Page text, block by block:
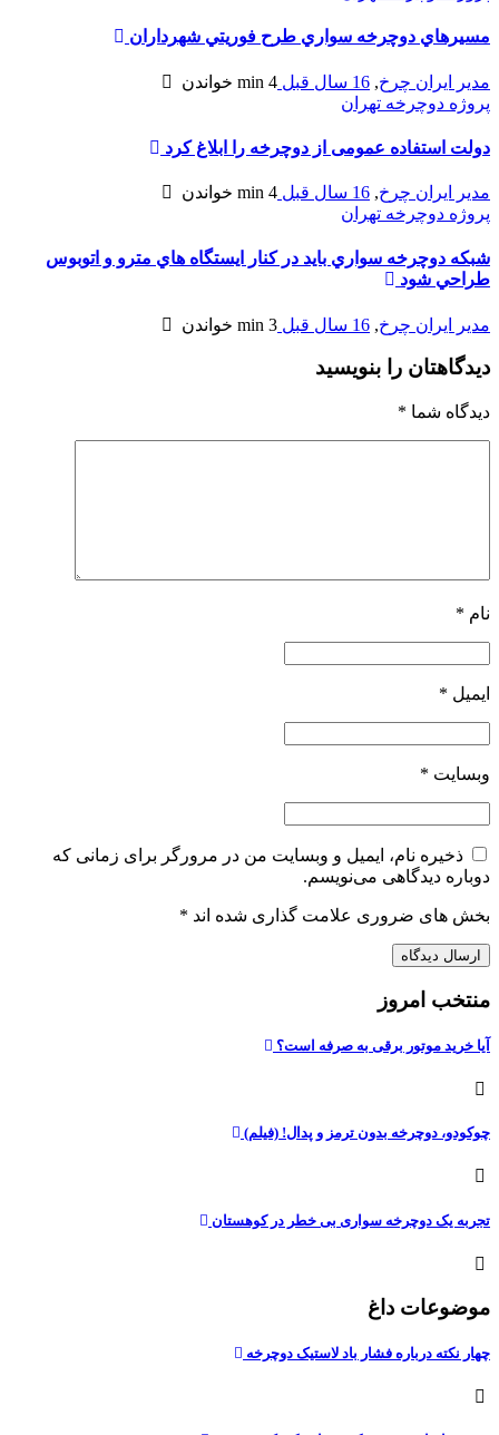
مسيرهاي دوچرخه سواري طرح فوريتي شهرداران
مدیر ایران چرخ, 16 سال قبل 4 min
خواندن
پروژه دوچرخه تهران
دولت استفاده عمومی از دوچرخه را ابلاغ کرد
مدیر ایران چرخ, 16 سال قبل 4 min
خواندن
پروژه دوچرخه تهران
شبکه دوچرخه سواري بايد در کنار ايستگاه هاي مترو و اتوبوس
طراحي شود
مدیر ایران چرخ, 16 سال قبل 3 min خواندن
دیدگاهتان را بنویسید
دیدگاه شما *
نام *
ایمیل *
وبسایت *
ذخیره نام، ایمیل و وبسایت من در مرورگر برای زمانی که
دوباره دیدگاهی می‌نویسم.
بخش های ضروری علامت گذاری شده اند *
منتخب امروز
آیا خرید موتور برقی به صرفه است؟
چوکودو، دوچرخه بدون ترمز و پدال! (فیلم)
تجربه یک دوچرخه سواری بی خطر در کوهستان
موضوعات داغ
چهار نکته درباره فشار باد لاستیک دوچرخه